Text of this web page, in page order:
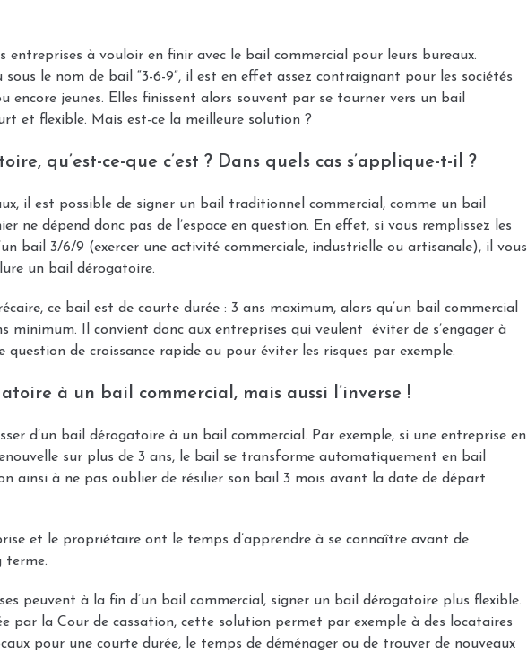
entreprises à vouloir en finir avec le bail commercial pour leurs bureaux.
sous le nom de bail “3-6-9”, il est en effet assez contraignant pour les sociétés
encore jeunes. Elles finissent alors souvent par se tourner vers un bail
et flexible. Mais est-ce la meilleure solution ?
qu’est-ce-que c’est ? Dans quels cas s’applique-t-il ?
il est possible de signer un bail traditionnel commercial, comme un bail
ne dépend donc pas de l’espace en question. En effet, si vous remplissez les
bail 3/6/9 (exercer une activité commerciale, industrielle ou artisanale), il vous
un bail dérogatoire.
ce bail est de courte durée : 3 ans maximum, alors qu’un bail commercial
minimum. Il convient donc aux entreprises qui veulent éviter de s’engager à
question de croissance rapide ou pour éviter les risques par exemple.
à un bail commercial, mais aussi l’inverse !
d’un bail dérogatoire à un bail commercial. Par exemple, si une entreprise en
sur plus de 3 ans, le bail se transforme automatiquement en bail
ainsi à ne pas oublier de résilier son bail 3 mois avant la date de départ
et le propriétaire ont le temps d’apprendre à se connaître avant de
terme.
peuvent à la fin d’un bail commercial, signer un bail dérogatoire plus flexible.
par la Cour de cassation, cette solution permet par exemple à des locataires
pour une courte durée, le temps de déménager ou de trouver de nouveaux